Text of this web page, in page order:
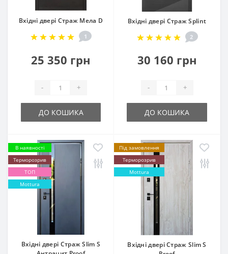
Вхідні двері Страж Мела D
1
25 350 грн
- +
ДО КОШИКА
Вхідні двері Страж Splint
2
30 160 грн
- +
ДО КОШИКА
В наявності
Терморозрив
ТОП
Mottura
Вхідні двері Страж Slim S
Під замовлення
Терморозрив
Mottura
Вхідні двері Страж Slim S